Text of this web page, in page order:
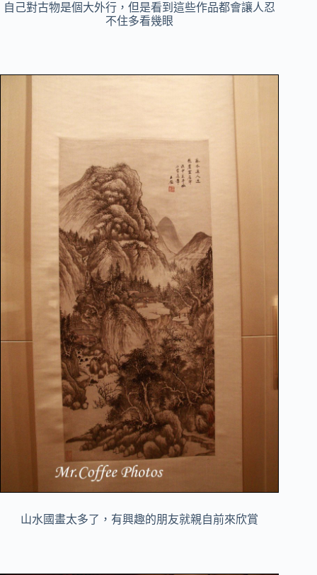
自己對古物是個大外行，但是看到這些作品都會讓人忍
不住多看幾眼
山水國畫太多了，有興趣的朋友就親自前來欣賞